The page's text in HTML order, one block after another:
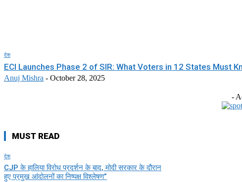
देश
ECI Launches Phase 2 of SIR: What Voters in 12 States Must
Anuj Mishra - October 28, 2025
-
MUST READ
देश
CJP के हालिया विरोध प्रदर्शन के बाद, मोदी सरकार के दौरान
हुए प्रमुख आंदोलनों का निष्पक्ष विश्लेषण”